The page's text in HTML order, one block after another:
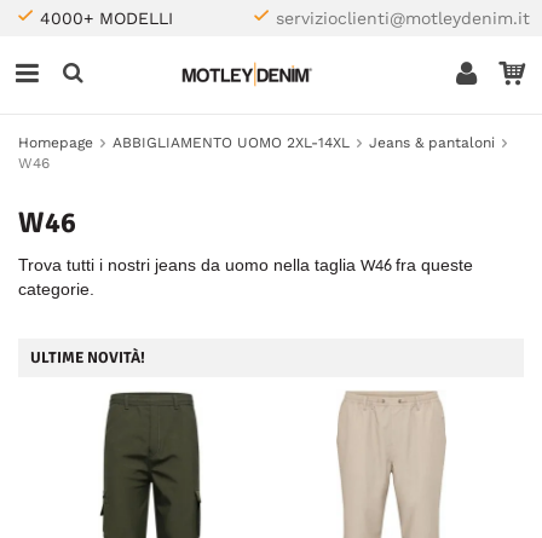
4000+ MODELLI servizioclienti@motleydenim.it
Homepage ABBIGLIAMENTO UOMO 2XL-14XL
Jeans & pantaloni
W46
W46
Trova tutti i nostri jeans da uomo nella taglia W46 fra queste
categorie.
ULTIME NOVITÀ!